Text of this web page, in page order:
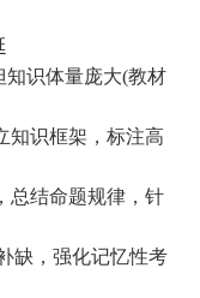
知识体量庞大(教材
知识框架，标注高
总结命题规律，针
缺，强化记忆性考